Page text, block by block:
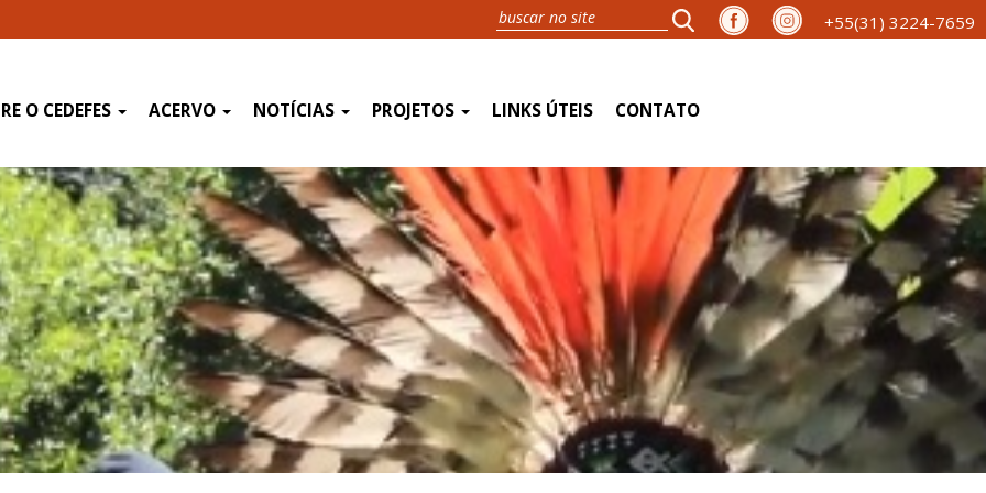
+55(31) 3224-7659
O CEDEFES ACERVO NOTÍCIAS PROJETOS LINKS ÚTEIS CONTATO